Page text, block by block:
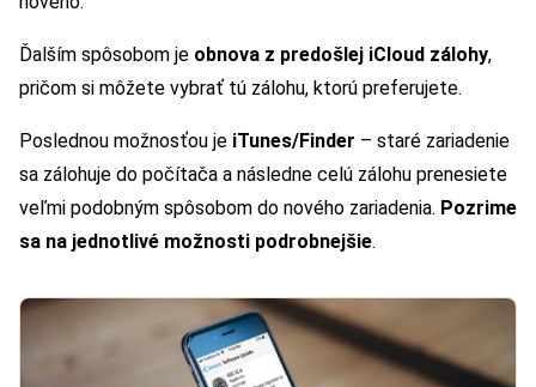
Ďalším spôsobom je obnova z predošlej iCloud zálohy,
pričom si môžete vybrať tú zálohu, ktorú preferujete.
Poslednou možnosťou je iTunes/Finder – staré zariadenie
sa zálohuje do počítača a následne celú zálohu prenesiete
veľmi podobným spôsobom do nového zariadenia. Pozrime
sa na jednotlivé možnosti podrobnejšie.